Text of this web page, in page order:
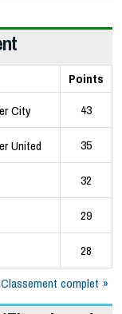
Points
City 43
United 35
32
29
28
Classement complet